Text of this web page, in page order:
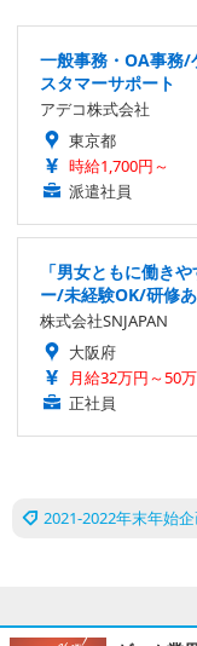
一般事務・OA事務/
スタマーサポート
アデコ株式会社
東京都
時給1,700円～
派遣社員
「男女ともに働き
ー/未経験OK/研修
株式会社SNJAPAN
大阪府
月給32万円～50
正社員
2021-2022年末年始